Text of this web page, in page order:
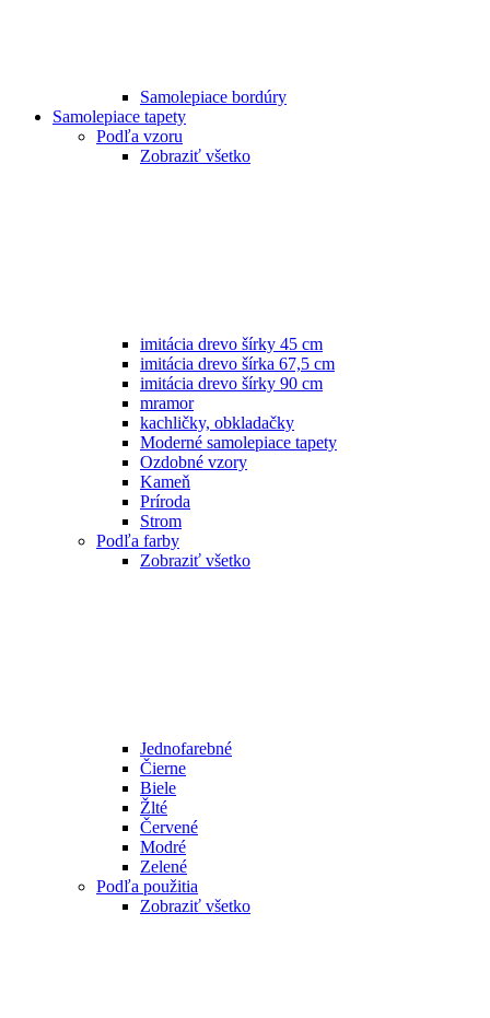
Samolepiace bordúry
Samolepiace tapety
Podľa vzoru
Zobraziť všetko
imitácia drevo šírky 45 cm
imitácia drevo šírka 67,5 cm
imitácia drevo šírky 90 cm
mramor
kachličky, obkladačky
Moderné samolepiace tapety
Ozdobné vzory
Kameň
Príroda
Strom
Podľa farby
Zobraziť všetko
Jednofarebné
Čierne
Biele
Žlté
Červené
Modré
Zelené
Podľa použitia
Zobraziť všetko